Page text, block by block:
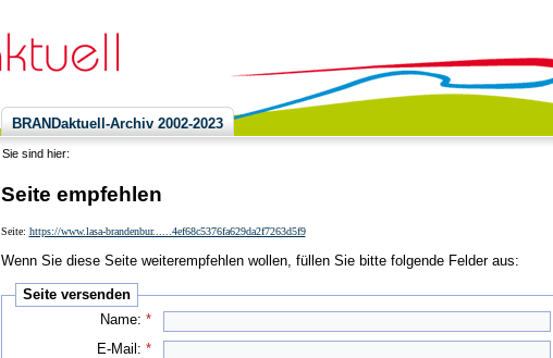
BRANDaktuell-Archiv 2002-2023
Sie sind hier:
Seite empfehlen
Seite: https://www.lasa-brandenbur......4ef68c5376fa629da2f7263d5f9
Wenn Sie diese Seite weiterempfehlen wollen, füllen Sie bitte folgende Felder aus:
Seite versenden
Name:*
E-Mail:*